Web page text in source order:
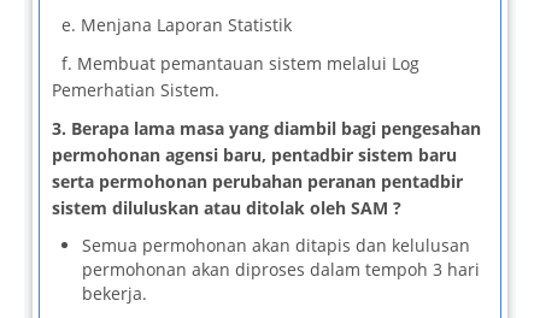
e. Menjana Laporan Statistik
f. Membuat pemantauan sistem melalui Log
Pemerhatian Sistem.
3. Berapa lama masa yang diambil bagi pengesahan
permohonan agensi baru, pentadbir sistem baru
serta permohonan perubahan peranan pentadbir
sistem diluluskan atau ditolak oleh SAM ?
Semua permohonan akan ditapis dan kelulusan
permohonan akan diproses dalam tempoh 3 hari
bekerja.